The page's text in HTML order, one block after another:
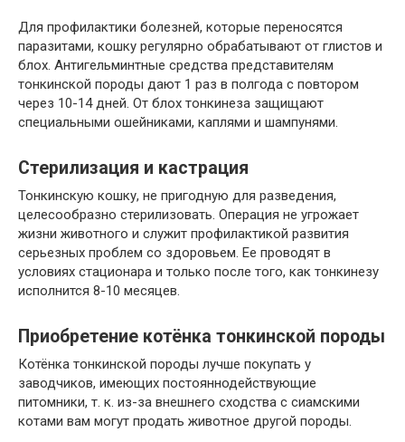
Для профилактики болезней, которые переносятся
паразитами, кошку регулярно обрабатывают от глистов и
блох. Антигельминтные средства представителям
тонкинской породы дают 1 раз в полгода с повтором
через 10-14 дней. От блох тонкинеза защищают
специальными ошейниками, каплями и шампунями.
Стерилизация и кастрация
Тонкинскую кошку, не пригодную для разведения,
целесообразно стерилизовать. Операция не угрожает
жизни животного и служит профилактикой развития
серьезных проблем со здоровьем. Ее проводят в
условиях стационара и только после того, как тонкинезу
исполнится 8-10 месяцев.
Приобретение котёнка тонкинской породы
Котёнка тонкинской породы лучше покупать у
заводчиков, имеющих постояннодействующие
питомники, т. к. из-за внешнего сходства с сиамскими
котами вам могут продать животное другой породы.